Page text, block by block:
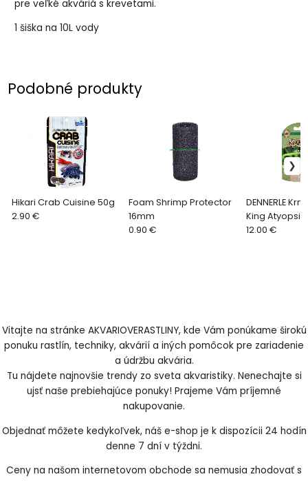
pre veľké akváriá s krevetami.
1 šiška na 10L vody
Podobné produkty
Hikari Crab Cuisine 50g
2.90 €
Foam Shrimp Protector
16mm
0.90 €
DENNERLE
King Atyopsis
12.00 €
Vitajte na stránke AKVARIOVERASTLINY, kde Vám ponúkame širokú
ponuku rastlín, techniky, akvárií a iných pomôcok pre zariadenie
a údržbu akvária.
Tu nájdete najnovšie trendy zo sveta akvaristiky. Nenechajte si
ujsť naše prebiehajúce ponuky! Prajeme Vám príjemné
nakupovanie.
Objednať môžete kedykoľvek, náš e-shop je k dispozícii 24 hodín
denne 7 dní v týždni.
Ceny na našom internetovom obchode sa nemusia zhodovať s